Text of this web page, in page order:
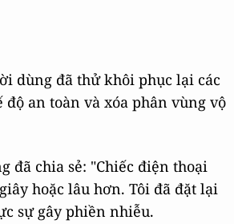
dùng đã thử khôi phục lại các
an toàn và xóa phân vùng vộ
đã chia sẻ: "Chiếc điện thoại
hoặc lâu hơn. Tôi đã đặt lại
sự gây phiền nhiễu.